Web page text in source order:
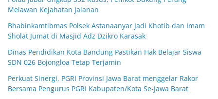
Melawan Kejahatan Jalanan
Bhabinkamtibmas Polsek Astanaanyar Jadi Khotib dan Imam
Sholat Jumat di Masjid Adz Dzikro Karasak
Dinas Pendidikan Kota Bandung Pastikan Hak Belajar Siswa
SDN 026 Bojongloa Tetap Terjamin
Perkuat Sinergi, PGRI Provinsi Jawa Barat menggelar Rakor
Bersama Pengurus PGRI Kabupaten/Kota Se-Jawa Barat